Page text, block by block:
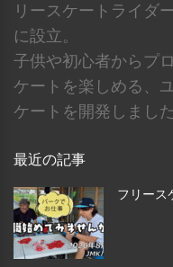
リースケートライダ
に設立。
子供や初心者からプ
ケートを楽しめる、
ケートを開発しました
最近の記事
フリース